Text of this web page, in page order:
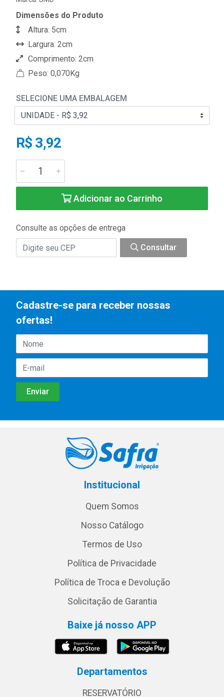
Dimensões do Produto
Altura: 5cm
Largura: 2cm
Comprimento: 2cm
Peso: 0,070Kg
SELECIONE UMA EMBALAGEM
R$ 3,92
Adicionar ao Carrinho
Consulte as opções de entrega
Consultar
Cadastre-se para receber nossas
ofertas!
Institucional
Quem Somos
Nosso Catálogo
Termos de Uso
Política de Privacidade
Política de Troca e Devolução
Solicitação de Garantia
Baixe já nosso APP
Departamentos
RESERVATÓRIO